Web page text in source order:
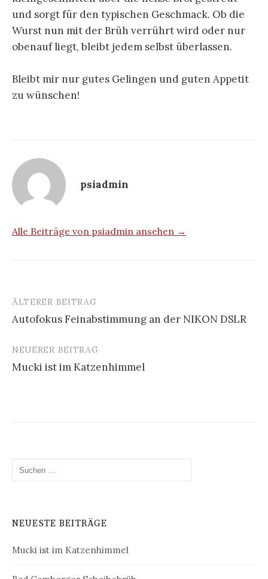
und sorgt für den typischen Geschmack. Ob die
Wurst nun mit der Brüh verrührt wird oder nur
obenauf liegt, bleibt jedem selbst überlassen.
Bleibt mir nur gutes Gelingen und guten Appetit
zu wünschen!
psiadmin
Alle Beiträge von psiadmin ansehen →
e
g
s
N
a
ÄLTERER BEITRAG
Autofokus Feinabstimmung an der NIKON DSLR
NEUERER BEITRAG
Mucki ist im Katzenhimmel
u
e
n
a
NEUESTE BEITRÄGE
Mucki ist im Katzenhimmel